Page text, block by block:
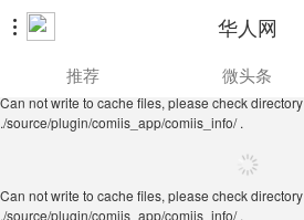
 华人网
./source/plugin/comiis_app/comiis_info/ .
推荐 微头条
Can not write to cache files, please check directory
./source/plugin/comiis_app/comiis_info/ .
Can not write to cache files, please check directory
./source/plugin/comiis_app/comiis_info/ .